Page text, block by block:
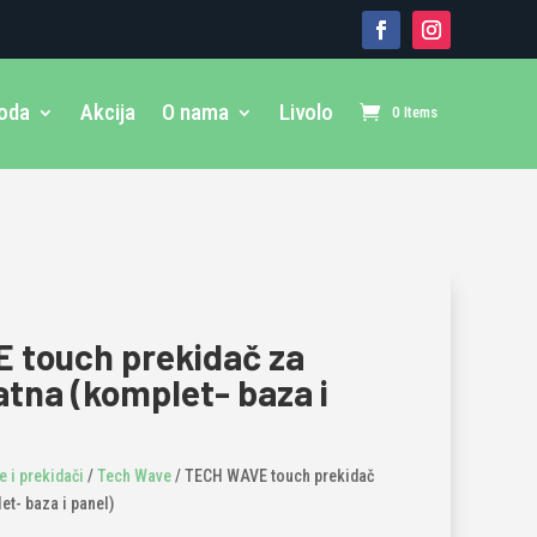
Akcija O nama Livolo 0 Items
touch prekidač za
(komplet- baza i
i prekidači /Tech Wave/ TECH WAVE touch prekidač
baza i panel)